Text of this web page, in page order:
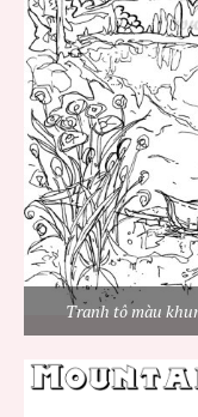
Tranh tô màu